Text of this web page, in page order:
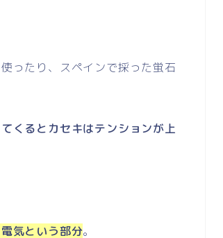
ったり、スペインで採った蛍石
くるとカセキはテンションが上
気という部分。